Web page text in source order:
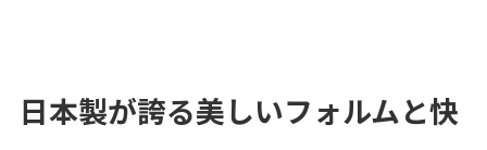
日本製が誇る美しいフォルムと快